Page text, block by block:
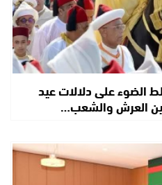
الضوء على دلالات عيد
العرش والشعب…